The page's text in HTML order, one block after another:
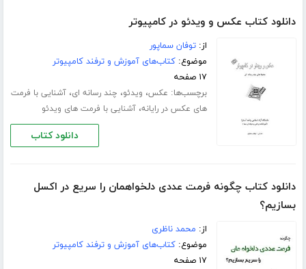
دانلود کتاب عکس و ویدئو در کامپیوتر
از:توفان سماپور
موضوع:کتاب‌های آموزش و ترفند کامپیوتر
۱۷ صفحه
برچسب‌ها: عکس، ویدئو، چند رسانه ای،آشنایی با فرمت
های عکس در رایانه،آشنایی با فرمت های ویدئو
دانلود کتاب
دانلود کتاب چگونه فرمت عددی دلخواهمان را سریع در اکسل
بسازیم؟
از: محمد ناظری
موضوع:کتاب‌های آموزش و ترفند کامپیوتر
۱۷ صفحه